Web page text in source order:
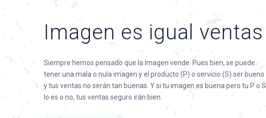
Imagen es igual ventas
Siempre hemos pensado que la imagen vende. Pues bien, se puede
tener una mala o nula imagen y el producto (P) o servicio (S) ser bueno
y tus ventas no serán tan buenas. Y si tu imagen es buena pero tu P o S
lo es o no, tus ventas seguro irán bien.